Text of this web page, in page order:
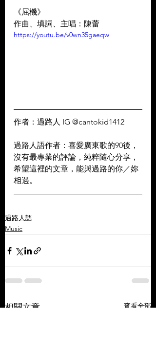
《屈機》
作曲、填詞、主唱：陳蕾
https://youtu.be/v0wn35gaeqw
作者：過路人 IG @cantokid1412
過路人語作者：喜愛廣東歌的90後，
沒有最專業的評論，純粹隨心分享，
希望這裡的文章，能與過路的你／妳
相遇。
過路人語
Music
相關文章 查看全部